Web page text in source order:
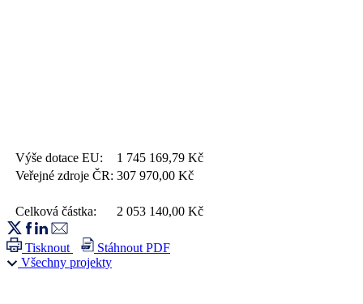
Výše dotace EU: 1 745 169,79 Kč
Veřejné zdroje ČR: 307 970,00 Kč
Celková částka: 2 053 140,00 Kč
Tisknout
Stáhnout PDF
Všechny projekty